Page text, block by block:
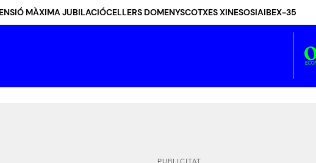
MÀXIMA JUBILACIÓCELLERS DOMENYSCOTXES XINESOSIAIBEX-35